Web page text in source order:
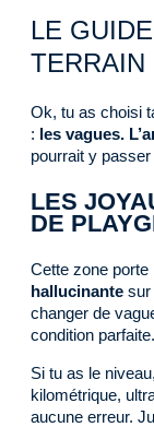
LE
TERRAIN
Ok, tu as choisi
: les vagues.
pourrait y passer
LES
DE
Cette zone porte
hallucinante sur
changer de
condition parfaite.
Si tu as le niveau,
kilométrique,
aucune erreur.